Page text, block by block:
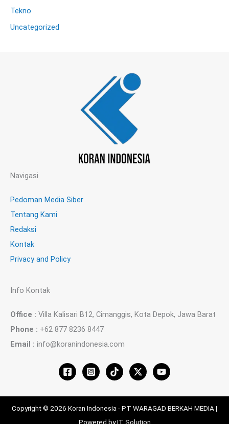
Tekno
Uncategorized
Navigasi
Pedoman Media Siber
Tentang Kami
Redaksi
Kontak
Privacy and Policy
Info Kontak
Office : Villa Kalisari B12, Cimanggis, Kota Depok, Jawa Barat
Phone : +62 877 8236 8447
Email : info@koranindonesia.com
Copyright © 2026 Koran Indonesia - PT WARAGAD BERKAH MEDIA |
Powered by IT Solution